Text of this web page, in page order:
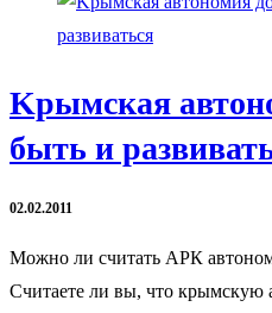
Kрымская
быть и
02.02.2011
Можно ли считать АРК
Считаете ли вы, что крымскую